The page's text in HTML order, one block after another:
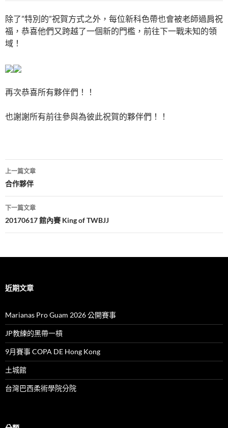
除了”特別的”祝賀方式之外，每位新科色帶也會被老師過肩祝
福，恭喜他們又跨越了一個新的門檻，前往下一戰未知的領
域！
再次恭喜所有夥伴們！！
也謝謝所有前往參與為彼此祝賀的夥伴們！！
文
章
導
覽
上一篇文章
合作夥伴
下一篇文章
20170617 館內賽 King of TWBJJ
近期文章
Marianas Pro Guam 2026 公開賽事
JP教練的黑帶一槓
9月賽事 COPA DE Hong Kong
土城館
台灣巴西柔術學院分院